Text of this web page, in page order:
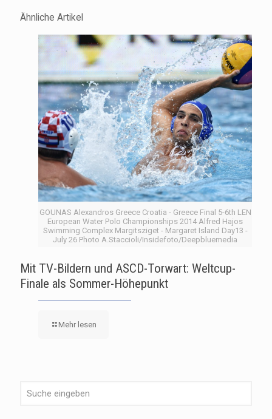
Ähnliche Artikel
GOUNAS Alexandros Greece Croatia - Greece Final 5-6th LEN
European Water Polo Championships 2014 Alfred Hajos
Swimming Complex Margitsziget - Margaret Island Day13 -
July 26 Photo A.Staccioli/Insidefoto/Deepbluemedia
Mit TV-Bildern und ASCD-Torwart: Weltcup-
Finale als Sommer-Höhepunkt
Mehr lesen